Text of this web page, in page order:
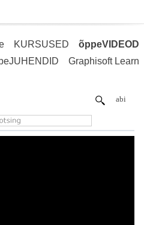
KURSUSED
õppeVIDEOD
Graphisoft Learn
abi